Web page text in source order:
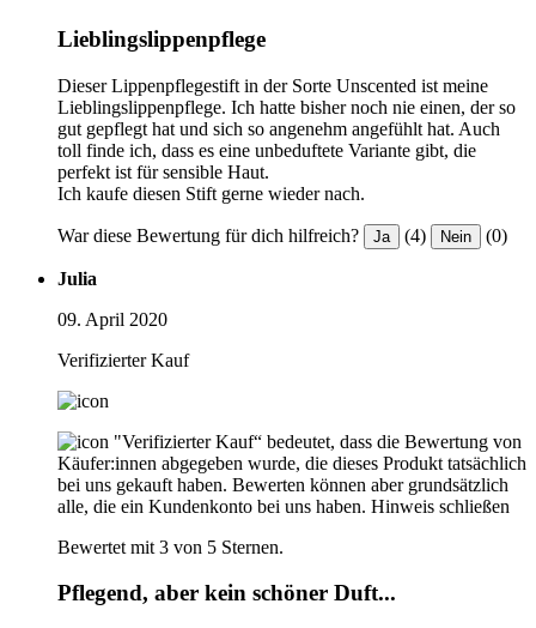
Lieblingslippenpflege
Dieser Lippenpflegestift in der Sorte Unscented ist meine
Lieblingslippenpflege. Ich hatte bisher noch nie einen, der so
gut gepflegt hat und sich so angenehm angefühlt hat. Auch
toll finde ich, dass es eine unbeduftete Variante gibt, die
perfekt ist für sensible Haut.
Ich kaufe diesen Stift gerne wieder nach.
War diese Bewertung für dich hilfreich? Ja (4) Nein (0)
Julia
09. April 2020
Verifizierter Kauf
"Verifizierter Kauf“ bedeutet, dass die Bewertung von
Käufer:innen abgegeben wurde, die dieses Produkt tatsächlich
bei uns gekauft haben. Bewerten können aber grundsätzlich
alle, die ein Kundenkonto bei uns haben. Hinweis schließen
Bewertet mit 3 von 5 Sternen.
Pflegend, aber kein schöner Duft...